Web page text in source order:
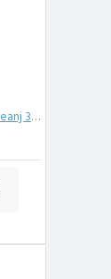
Fino Economy saci meanj 35L 49X60CM 30buc negru